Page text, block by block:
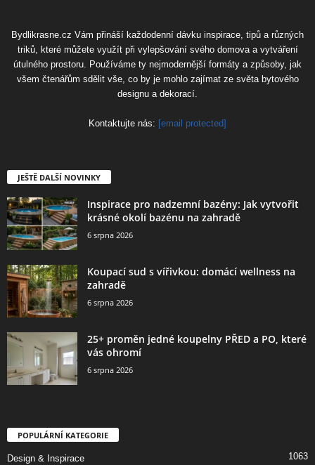
Bydlikrasne.cz Vám přináší každodenní dávku inspirace, tipů a různých
triků, které můžete využít při vylepšování svého domova a vytváření
útulného prostoru. Používáme ty nejmodernější formáty a způsoby, jak
všem čtenářům sdělit vše, co by je mohlo zajímat ze světa bytového
designu a dekorací.
Kontaktujte nás: [email protected]
JEŠTĚ DALŠÍ NOVINKY
Inspirace pro nadzemní bazény: Jak vytvořit
krásné okolí bazénu na zahradě
6 srpna 2026
Koupací sud s vířivkou: domácí wellness na
zahradě
6 srpna 2026
25+ proměn jedné koupelny PŘED a PO, které
vás ohromí
6 srpna 2026
POPULÁRNÍ KATEGORIE
Design & Inspirace 1063